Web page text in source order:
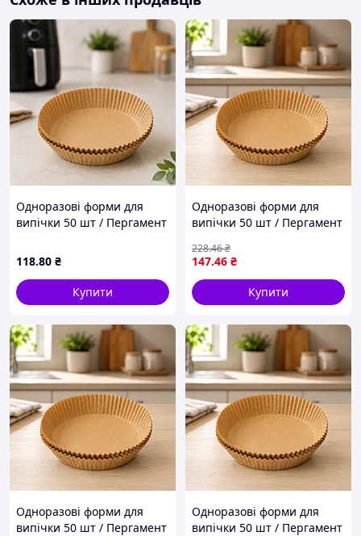
Одноразові форми для
випічки 50 шт / Пергамент
Паперові вкладиші для
аерофритюрниці
118.80 ₴
Купити
Одноразові форми для
випічки 50 шт / Пергамент
Паперові вкладиші для
аерофритюрниці
147.46 ₴
228.46₴
Купити
Одноразові форми для
випічки 50 шт / Пергамент
Одноразові форми для
випічки 50 шт / Пергамент